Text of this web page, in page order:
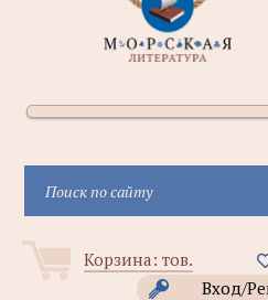
Корзина: тов.
Вход/